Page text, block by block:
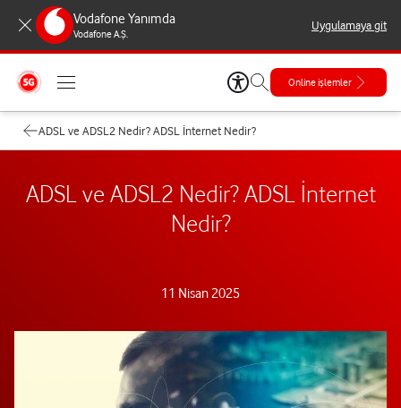
Vodafone Yanımda
Vodafone A.Ş.
Uygulamaya git
Online işlemler
ADSL ve ADSL2 Nedir? ADSL İnternet Nedir?
ADSL ve ADSL2 Nedir? ADSL İnternet
Nedir?
11 Nisan 2025